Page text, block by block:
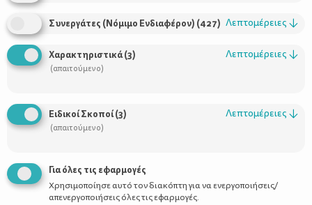
Χρήσιμοι Σύνδεσμοι
Προϊόντα
Επικοινωνία
Συνεργάτες (Νόμιμο Ενδιαφέρον) (427) Λεπτομέρειες ↓
Χαρακτηριστικά(3)
(απαιτούμενο)
Λεπτομέρειες ↓
Ειδικοί Σκοποί(3)
(απαιτούμενο)
Λεπτομέρειες ↓
Για όλες τις εφαρμογές
Χρησιμοποίησε αυτό τον διακόπτη για να ενεργοποιήσεις/
απενεργοποιήσεις όλες τις εφαρμογές.